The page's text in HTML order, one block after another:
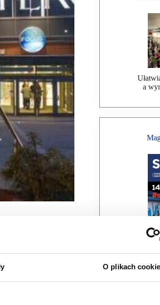
O plikach
Na Vintage
to przyciąga fanów
koszulki piłkarskie,
są m.in. takie
Olaf Store,
a